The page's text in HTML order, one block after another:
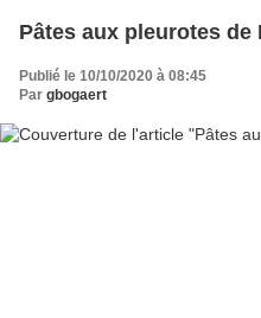
Pâtes aux pleurotes de
Publié le 10/10/2020 à 08:45
Par gbogaert